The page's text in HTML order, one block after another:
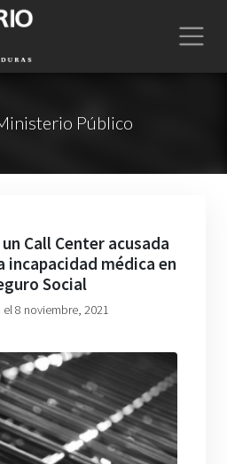
Público
Call Center acusada
incapacidad médica en
Social
8 noviembre, 2021